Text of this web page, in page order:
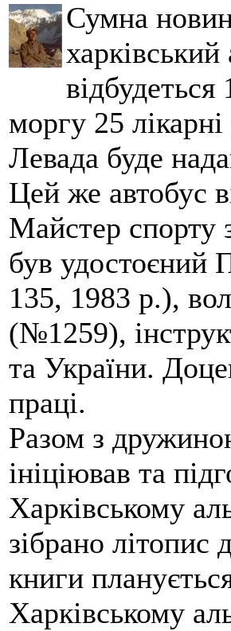
Сумна
харківський
моргу 25
Левада буде
Цей же автобус
Майстер спорту
був удостоєний
135, 1983 р.),
(№1259),
та України.
праці.
Разом з
ініціював та
Харківському
зібрано літопис
книги
Харківському